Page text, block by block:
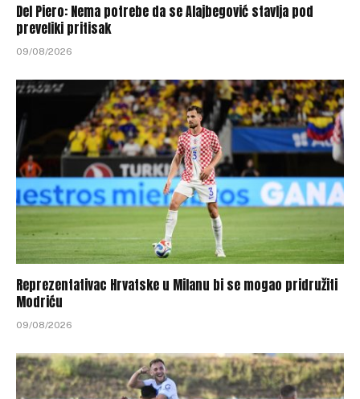
Del Piero: Nema potrebe da se Alajbegović stavlja pod
preveliki pritisak
09/08/2026
Reprezentativac Hrvatske u Milanu bi se mogao pridružiti
Modriću
09/08/2026